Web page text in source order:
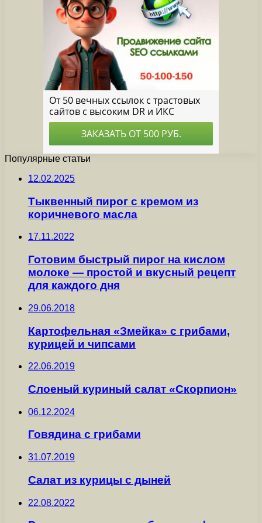
Популярные статьи
12.02.2025
Тыквенный пирог с кремом из
коричневого масла
17.11.2022
Готовим быстрый пирог на кислом
молоке — простой и вкусный рецепт
для каждого дня
29.06.2018
Картофельная «Змейка» с грибами,
курицей и чипсами
22.06.2019
Слоеный куриный салат «Скорпион»
06.12.2024
Говядина с грибами
31.07.2019
Салат из курицы с дыней
22.08.2022